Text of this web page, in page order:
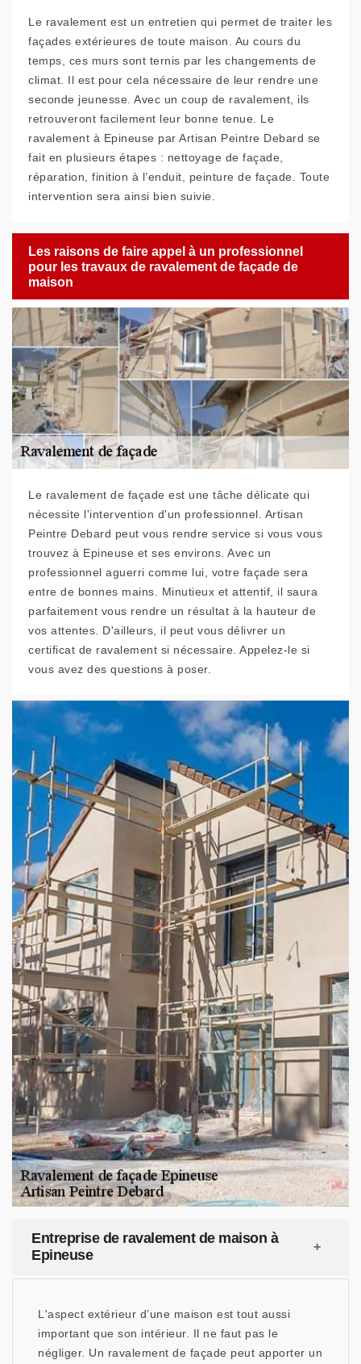
Le ravalement est un entretien qui permet de traiter les
façades extérieures de toute maison. Au cours du
temps, ces murs sont ternis par les changements de
climat. Il est pour cela nécessaire de leur rendre une
seconde jeunesse. Avec un coup de ravalement, ils
retrouveront facilement leur bonne tenue. Le
ravalement à Epineuse par Artisan Peintre Debard se
fait en plusieurs étapes : nettoyage de façade,
réparation, finition à l’enduit, peinture de façade. Toute
intervention sera ainsi bien suivie.
Les raisons de faire appel à un professionnel
pour les travaux de ravalement de façade de
maison
Le ravalement de façade est une tâche délicate qui
nécessite l'intervention d'un professionnel. Artisan
Peintre Debard peut vous rendre service si vous vous
trouvez à Epineuse et ses environs. Avec un
professionnel aguerri comme lui, votre façade sera
entre de bonnes mains. Minutieux et attentif, il saura
parfaitement vous rendre un résultat à la hauteur de
vos attentes. D'ailleurs, il peut vous délivrer un
certificat de ravalement si nécessaire. Appelez-le si
vous avez des questions à poser.
Entreprise de ravalement de maison à
Epineuse
L'aspect extérieur d’une maison est tout aussi
important que son intérieur. Il ne faut pas le
négliger. Un ravalement de façade peut apporter un